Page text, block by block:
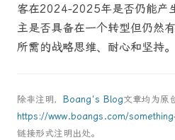
客在2024-2025年是否仍能产
主是否具备在一个转型但仍然
所需的战略思维、耐心和坚持。
除非注明， Boang's Blog文章均为原
https://www.boangs.com/
链接形式注明出处。